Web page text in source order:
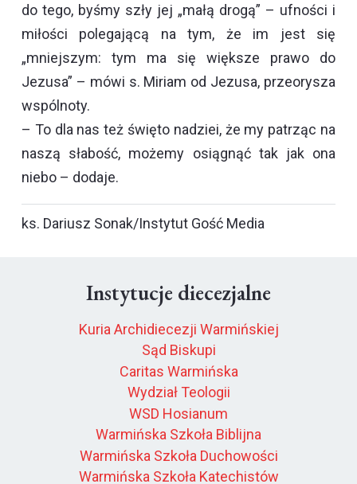
do tego, byśmy szły jej „małą drogą” – ufności i
miłości polegającą na tym, że im jest się
„mniejszym: tym ma się większe prawo do
Jezusa” – mówi s. Miriam od Jezusa, przeorysza
wspólnoty.
– To dla nas też święto nadziei, że my patrząc na
naszą słabość, możemy osiągnąć tak jak ona
niebo – dodaje.
ks. Dariusz Sonak/Instytut Gość Media
Instytucje diecezjalne
Kuria Archidiecezji Warmińskiej
Sąd Biskupi
Caritas Warmińska
Wydział Teologii
WSD Hosianum
Warmińska Szkoła Biblijna
Warmińska Szkoła Duchowości
Warmińska Szkoła Katechistów